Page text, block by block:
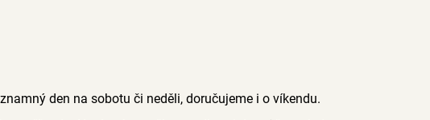
den na sobotu či neděli, doručujeme i o víkendu.